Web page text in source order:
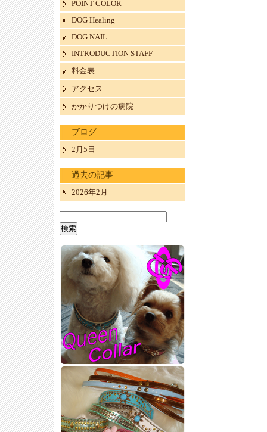
POINT COLOR
DOG Healing
DOG NAIL
INTRODUCTION STAFF
料金表
アクセス
かかりつけの病院
ブログ
2月5日
過去の記事
2026年2月
索: